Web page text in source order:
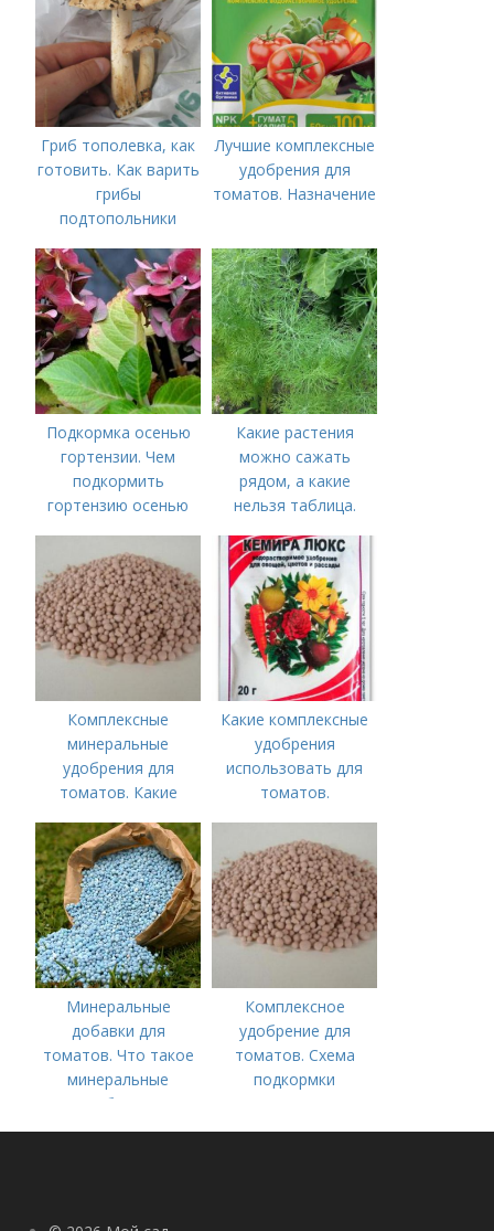
внесения в почву
Гриб тополевка, как
готовить. Как варить
грибы
подтопольники
Лучшие комплексные
удобрения для
томатов. Назначение
Подкормка осенью
гортензии. Чем
подкормить
гортензию осенью
Какие растения
можно сажать
рядом, а какие
нельзя таблица.
Комплексные
минеральные
удобрения для
томатов. Какие
используются для
культуры
Какие комплексные
удобрения
использовать для
томатов.
комплексные
удобрения для
помидор
Минеральные
добавки для
томатов. Что такое
минеральные
удобрения
Комплексное
удобрение для
томатов. Схема
подкормки
рассады до сбора